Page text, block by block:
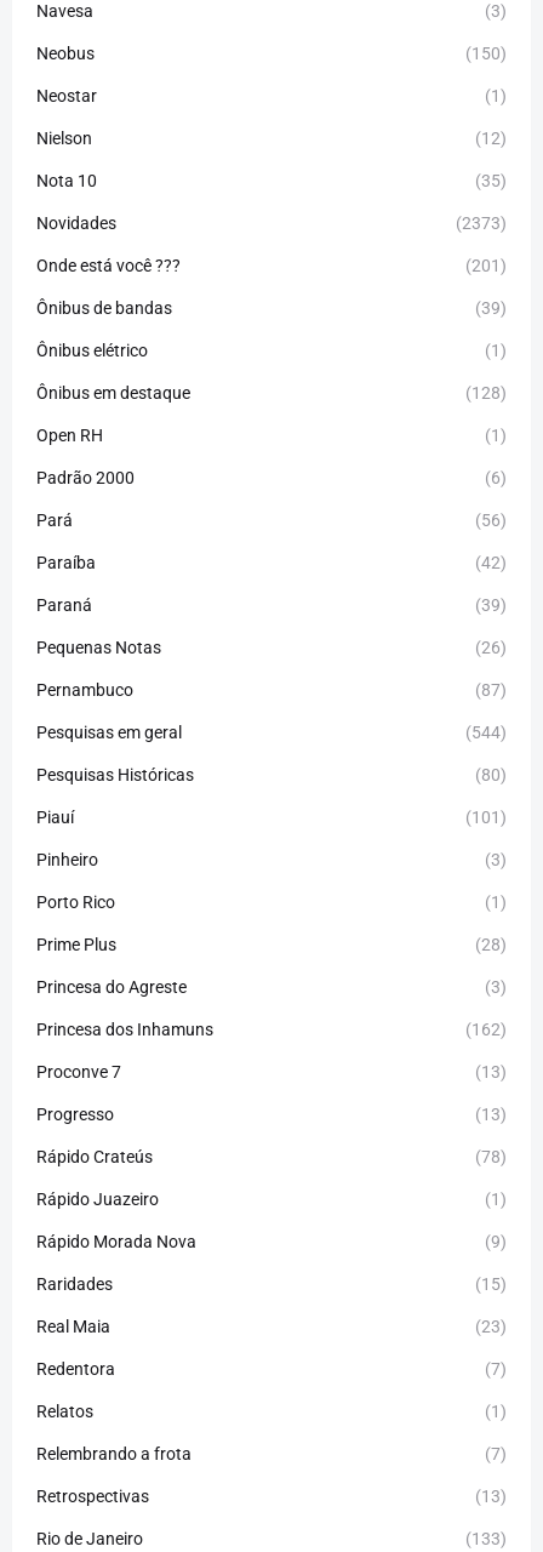
Navesa (3)
Neobus (150)
Neostar (1)
Nielson (12)
Nota 10 (35)
Novidades (2373)
Onde está você ??? (201)
Ônibus de bandas (39)
Ônibus elétrico (1)
Ônibus em destaque (128)
Open RH (1)
Padrão 2000 (6)
Pará (56)
Paraíba (42)
Paraná (39)
Pequenas Notas (26)
Pernambuco (87)
Pesquisas em geral (544)
Pesquisas Históricas (80)
Piauí (101)
Pinheiro (3)
Porto Rico (1)
Prime Plus (28)
Princesa do Agreste (3)
Princesa dos Inhamuns (162)
Proconve 7 (13)
Progresso (13)
Rápido Crateús (78)
Rápido Juazeiro (1)
Rápido Morada Nova (9)
Raridades (15)
Real Maia (23)
Redentora (7)
Relatos (1)
Relembrando a frota (7)
Retrospectivas (13)
Rio de Janeiro (133)